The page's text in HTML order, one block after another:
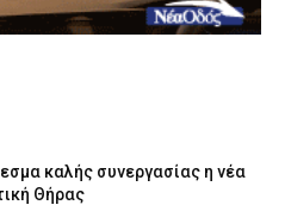
καλής συνεργασίας η νέα
Θήρας